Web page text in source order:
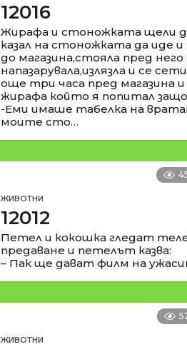
12016
Жирафа и стоножката щели
казал на стоножката да иде
до магазина,стояла пред него
напазарувала,излязла и се
още три часа пред магазина и
жирафа който я попитал защо
-Еми имаше табелка на
моите сто…
ЖИВОТНИ
12012
Петел и кокошка гледат
предаване и петелът казва:
– Пак ще дават филм на
ЖИВОТНИ